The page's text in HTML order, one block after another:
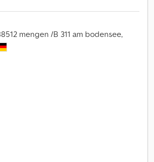
mengen /B 311 am bodensee,